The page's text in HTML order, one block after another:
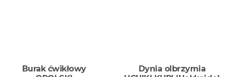
Burak ćwikłowy
Dynia olbrzymia